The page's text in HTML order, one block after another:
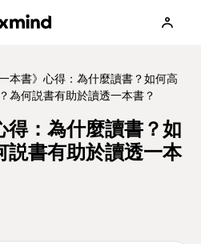
一本書》心得：為什麼讀書？如何高
為何説書有助於讀透一本書？
得：為什麼讀書？如
説書有助於讀透一本